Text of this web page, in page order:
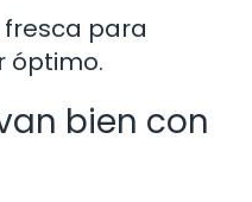
fresca para
óptimo.
bien con